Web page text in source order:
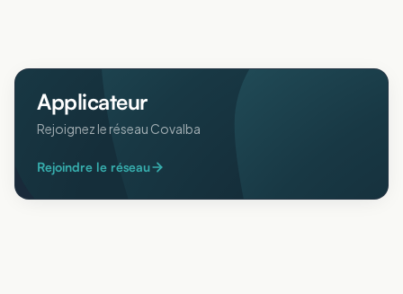
Applicateur
Rejoignez le réseau Covalba
Rejoindre le réseau